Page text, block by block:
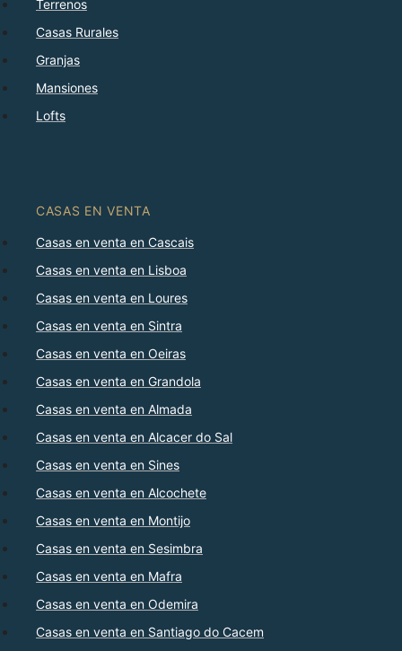
Terrenos
Casas Rurales
Granjas
Mansiones
Lofts
CASAS EN VENTA
Casas en venta en Cascais
Casas en venta en Lisboa
Casas en venta en Loures
Casas en venta en Sintra
Casas en venta en Oeiras
Casas en venta en Grandola
Casas en venta en Almada
Casas en venta en Alcacer do Sal
Casas en venta en Sines
Casas en venta en Alcochete
Casas en venta en Montijo
Casas en venta en Sesimbra
Casas en venta en Mafra
Casas en venta en Odemira
Casas en venta en Santiago do Cacem